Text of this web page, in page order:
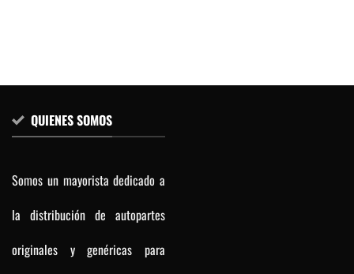
QUIENES SOMOS
Somos un mayorista dedicado a
la distribución de autopartes
originales y genéricas para